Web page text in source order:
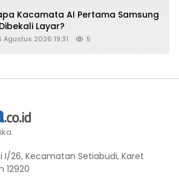
Kacamata AI Pertama Samsung
Layar?
Agustus 2026 19:31 5
I/26, Kecamatan Setiabudi, Karet
12920